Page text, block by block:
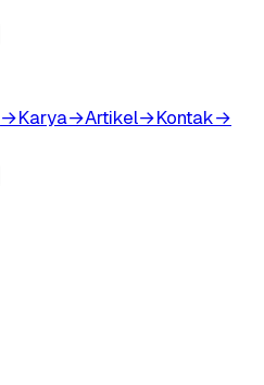
→Karya→Artikel→Kontak→